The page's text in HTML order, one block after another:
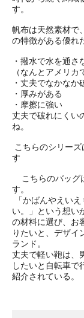
す。
帆布は天然素材で
の特徴がある優れ
・撥水で水を通さ
（なんとアメリ
・丈夫でなかなか
・厚みがある
・摩擦に強い
丈夫で破れにくい
ね。
こちらのシリー
す
こちらのバッ
す。
「かばんやえい
い。」という想い
の材料に選び、お
りたいと、デザイ
ランド。
丈夫で軽い鞄は、
したいと自転車で
紹介されている。